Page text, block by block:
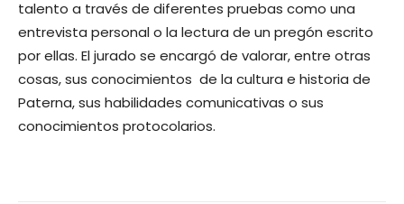
talento a través de diferentes pruebas como una
entrevista personal o la lectura de un pregón escrito
por ellas. El jurado se encargó de valorar, entre otras
cosas, sus conocimientos de la cultura e historia de
Paterna, sus habilidades comunicativas o sus
conocimientos protocolarios.